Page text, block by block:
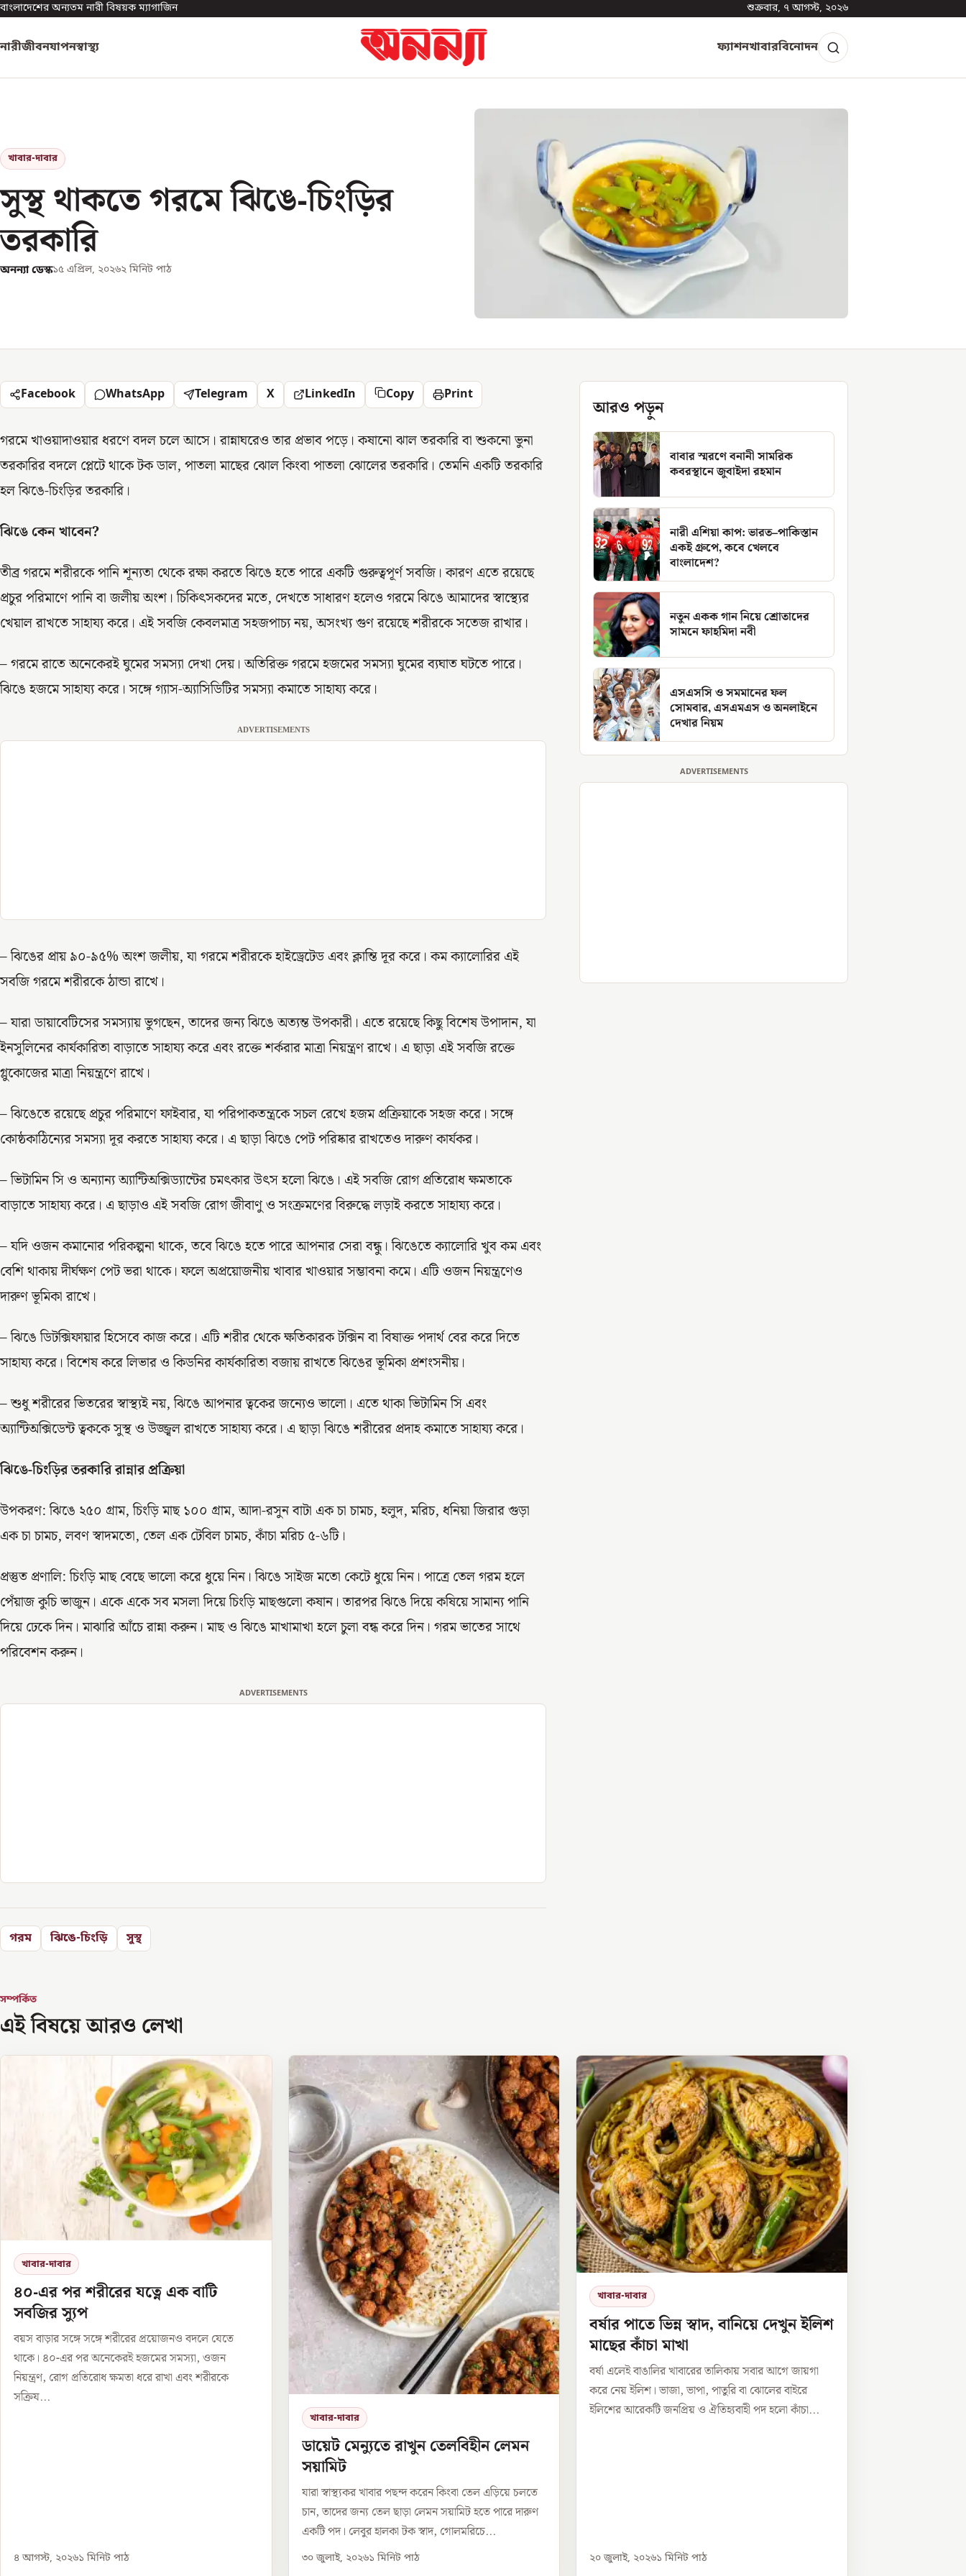
বাংলাদেশের অন্যতম নারী বিষয়ক ম্যাগাজিন শুক্রবার, ৭ আগস্ট, ২০২৬
নারীজীবনযাপনস্বাস্থ্য ফ্যাশনখাবারবিনোদন
খাবার-দাবার
সুস্থ থাকতে গরমে ঝিঙে-চিংড়ির
তরকারি
অনন্যা ডেস্ক১৫ এপ্রিল, ২০২৬২ মিনিট পাঠ
Facebook WhatsApp Telegram X LinkedIn Copy Print
গরমে খাওয়াদাওয়ার ধরণে বদল চলে আসে। রান্নাঘরেও তার প্রভাব পড়ে। কষানো ঝাল তরকারি বা শুকনো ভুনা
তরকারির বদলে প্লেটে থাকে টক ডাল, পাতলা মাছের ঝোল কিংবা পাতলা ঝোলের তরকারি। তেমনি একটি তরকারি
হল ঝিঙে-চিংড়ির তরকারি।
ঝিঙে কেন খাবেন?
তীব্র গরমে শরীরকে পানি শূন্যতা থেকে রক্ষা করতে ঝিঙে হতে পারে একটি গুরুত্বপূর্ণ সবজি। কারণ এতে রয়েছে
প্রচুর পরিমাণে পানি বা জলীয় অংশ। চিকিৎসকদের মতে, দেখতে সাধারণ হলেও গরমে ঝিঙে আমাদের স্বাস্থ্যের
খেয়াল রাখতে সাহায্য করে। এই সবজি কেবলমাত্র সহজপাচ্য নয়, অসংখ্য গুণ রয়েছে শরীরকে সতেজ রাখার।
– গরমে রাতে অনেকেরই ঘুমের সমস্যা দেখা দেয়। অতিরিক্ত গরমে হজমের সমস্যা ঘুমের ব্যঘাত ঘটতে পারে।
ঝিঙে হজমে সাহায্য করে। সঙ্গে গ্যাস-অ্যাসিডিটির সমস্যা কমাতে সাহায্য করে।
ADVERTISEMENTS
– ঝিঙের প্রায় ৯০-৯৫% অংশ জলীয়, যা গরমে শরীরকে হাইড্রেটেড এবং ক্লান্তি দূর করে। কম ক্যালোরির এই
সবজি গরমে শরীরকে ঠান্ডা রাখে।
– যারা ডায়াবেটিসের সমস্যায় ভুগছেন, তাদের জন্য ঝিঙে অত্যন্ত উপকারী। এতে রয়েছে কিছু বিশেষ উপাদান, যা
ইনসুলিনের কার্যকারিতা বাড়াতে সাহায্য করে এবং রক্তে শর্করার মাত্রা নিয়ন্ত্রণ রাখে। এ ছাড়া এই সবজি রক্তে
গ্লুকোজের মাত্রা নিয়ন্ত্রণে রাখে।
– ঝিঙেতে রয়েছে প্রচুর পরিমাণে ফাইবার, যা পরিপাকতন্ত্রকে সচল রেখে হজম প্রক্রিয়াকে সহজ করে। সঙ্গে
কোষ্ঠকাঠিন্যের সমস্যা দূর করতে সাহায্য করে। এ ছাড়া ঝিঙে পেট পরিষ্কার রাখতেও দারুণ কার্যকর।
– ভিটামিন সি ও অন্যান্য অ্যান্টিঅক্সিড্যান্টের চমৎকার উৎস হলো ঝিঙে। এই সবজি রোগ প্রতিরোধ ক্ষমতাকে
বাড়াতে সাহায্য করে। এ ছাড়াও এই সবজি রোগ জীবাণু ও সংক্রমণের বিরুদ্ধে লড়াই করতে সাহায্য করে।
– যদি ওজন কমানোর পরিকল্পনা থাকে, তবে ঝিঙে হতে পারে আপনার সেরা বন্ধু। ঝিঙেতে ক্যালোরি খুব কম এবং
বেশি থাকায় দীর্ঘক্ষণ পেট ভরা থাকে। ফলে অপ্রয়োজনীয় খাবার খাওয়ার সম্ভাবনা কমে। এটি ওজন নিয়ন্ত্রণেও
দারুণ ভূমিকা রাখে।
– ঝিঙে ডিটক্সিফায়ার হিসেবে কাজ করে। এটি শরীর থেকে ক্ষতিকারক টক্সিন বা বিষাক্ত পদার্থ বের করে দিতে
সাহায্য করে। বিশেষ করে লিভার ও কিডনির কার্যকারিতা বজায় রাখতে ঝিঙের ভূমিকা প্রশংসনীয়।
– শুধু শরীরের ভিতরের স্বাস্থ্যই নয়, ঝিঙে আপনার ত্বকের জন্যেও ভালো। এতে থাকা ভিটামিন সি এবং
অ্যান্টিঅক্সিডেন্ট ত্বককে সুস্থ ও উজ্জ্বল রাখতে সাহায্য করে। এ ছাড়া ঝিঙে শরীরের প্রদাহ কমাতে সাহায্য করে।
ঝিঙে-চিংড়ির তরকারি রান্নার প্রক্রিয়া
উপকরণ: ঝিঙে ২৫০ গ্রাম, চিংড়ি মাছ ১০০ গ্রাম, আদা-রসুন বাটা এক চা চামচ, হলুদ, মরিচ, ধনিয়া জিরার গুড়া
এক চা চামচ, লবণ স্বাদমতো, তেল এক টেবিল চামচ, কাঁচা মরিচ ৫-৬টি।
প্রস্তুত প্রণালি: চিংড়ি মাছ বেছে ভালো করে ধুয়ে নিন। ঝিঙে সাইজ মতো কেটে ধুয়ে নিন। পাত্রে তেল গরম হলে
পেঁয়াজ কুচি ভাজুন। একে একে সব মসলা দিয়ে চিংড়ি মাছগুলো কষান। তারপর ঝিঙে দিয়ে কষিয়ে সামান্য পানি
দিয়ে ঢেকে দিন। মাঝারি আঁচে রান্না করুন। মাছ ও ঝিঙে মাখামাখা হলে চুলা বন্ধ করে দিন। গরম ভাতের সাথে
পরিবেশন করুন।
ADVERTISEMENTS
গরম ঝিঙে-চিংড়ি সুস্থ
আরও পড়ুন
বাবার স্মরণে বনানী সামরিক
কবরস্থানে জুবাইদা রহমান
নারী এশিয়া কাপ: ভারত–পাকিস্তান
একই গ্রুপে, কবে খেলবে
বাংলাদেশ?
নতুন একক গান নিয়ে শ্রোতাদের
সামনে ফাহমিদা নবী
এসএসসি ও সমমানের ফল
সোমবার, এসএমএস ও অনলাইনে
দেখার নিয়ম
ADVERTISEMENTS
সম্পর্কিত
এই বিষয়ে আরও লেখা
খাবার-দাবার
৪০-এর পর শরীরের যত্নে এক বাটি
সবজির স্যুপ
বয়স বাড়ার সঙ্গে সঙ্গে শরীরের প্রয়োজনও বদলে যেতে
থাকে। ৪০-এর পর অনেকেরই হজমের সমস্যা, ওজন
নিয়ন্ত্রণ, রোগ প্রতিরোধ ক্ষমতা ধরে রাখা এবং শরীরকে
সক্রিয...
৪ আগস্ট, ২০২৬১ মিনিট পাঠ
খাবার-দাবার
ডায়েট মেন্যুতে রাখুন তেলবিহীন লেমন
সয়ামিট
যারা স্বাস্থ্যকর খাবার পছন্দ করেন কিংবা তেল এড়িয়ে চলতে
চান, তাদের জন্য তেল ছাড়া লেমন সয়ামিট হতে পারে দারুণ
একটি পদ। লেবুর হালকা টক স্বাদ, গোলমরিচে...
৩০ জুলাই, ২০২৬১ মিনিট পাঠ
খাবার-দাবার
বর্ষার পাতে ভিন্ন স্বাদ, বানিয়ে দেখুন ইলিশ
মাছের কাঁচা মাখা
বর্ষা এলেই বাঙালির খাবারের তালিকায় সবার আগে জায়গা
করে নেয় ইলিশ। ভাজা, ভাপা, পাতুরি বা ঝোলের বাইরে
ইলিশের আরেকটি জনপ্রিয় ও ঐতিহ্যবাহী পদ হলো কাঁচা...
২০ জুলাই, ২০২৬১ মিনিট পাঠ